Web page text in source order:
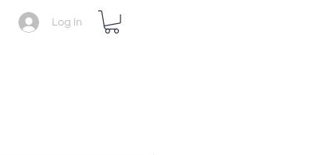
Log In